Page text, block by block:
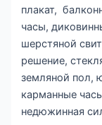
плакат,
часы,
шерстяной
решение,
земляной пол,
карманные
недюжинная